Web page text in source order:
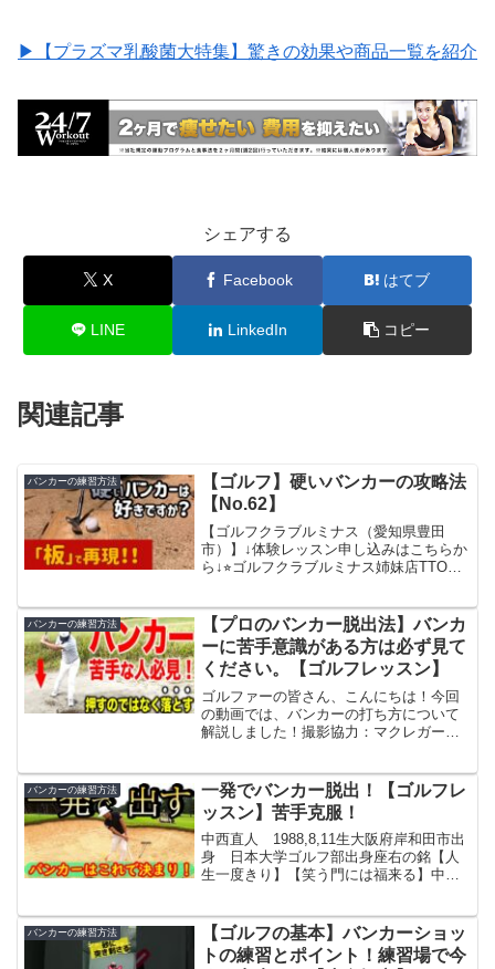
▶︎【プラズマ乳酸菌大特集】驚きの効果や商品一覧を紹介
シェアする
X Facebook はてブ
LINE LinkedIn コピー
関連記事
バンカーの練習方法
【ゴルフ】硬いバンカーの攻略法
【No.62】
【ゴルフクラブルミナス（愛知県豊田
市）】↓体験レッスン申し込みはこちらか
ら↓⭐︎ゴルフクラブルミナス姉妹店TTOゴ
沢市）】↓体験レッスン申し込みはこちら
から↓#ゴ...
バンカーの練習方法
【プロのバンカー脱出法】バンカ
ーに苦手意識がある方は必ず見て
ください。【ゴルフレッスン】
ゴルファーの皆さん、こんにちは！今回
の動画では、バンカーの打ち方について
解説しました！撮影協力：マクレガーカ
くべきゴルフサイエンスの基礎解説中🏌️現
在発売中の練...
バンカーの練習方法
一発でバンカー脱出！【ゴルフレ
ッスン】苦手克服！
中西直人 1988,8,11生大阪府岸和田市出
身 日本大学ゴルフ部出身座右の銘【人
生一度きり】【笑う門には福来る】中西
頂いている【フォルクスワー...
バンカーの練習方法
【ゴルフの基本】バンカーショッ
トの練習とポイント！練習場で今